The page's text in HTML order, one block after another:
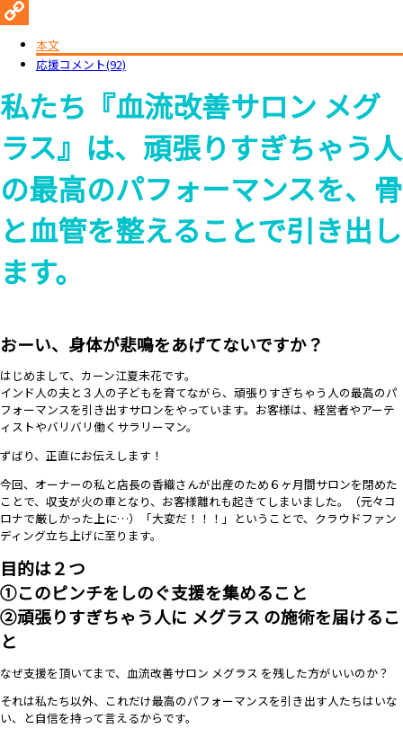
Twitter
Copy
本文
応援コメント(92)
私たち『血流改善サロン メグ
ラス』は、頑張りすぎちゃう人
の最高のパフォーマンスを、骨
と血管を整えることで引き出し
ます。
おーい、身体が悲鳴をあげてないですか？
はじめまして、カーン江夏未花です。
インド人の夫と３人の子どもを育てながら、頑張りすぎちゃう人の最高のパ
フォーマンスを引き出すサロンをやっています。お客様は、経営者やアーテ
ィストやバリバリ働くサラリーマン。
ずばり、正直にお伝えします！
今回、オーナーの私と店長の香織さんが出産のため６ヶ月間サロンを閉めた
ことで、収支が火の車となり、お客様離れも起きてしまいました。（元々コ
ロナで厳しかった上に…）「大変だ！！！」ということで、クラウドファン
ディング立ち上げに至ります。
目的は２つ
①このピンチをしのぐ支援を集めること
②頑張りすぎちゃう人に メグラス の施術を届けるこ
と
なぜ支援を頂いてまで、血流改善サロン メグラス を残した方がいいのか？
それは私たち以外、これだけ最高のパフォーマンスを引き出す人たちはいな
い、と自信を持って言えるからです。